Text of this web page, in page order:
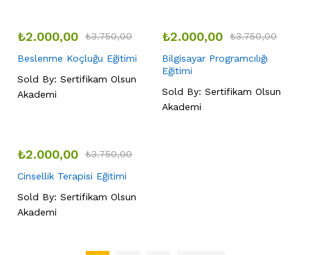
₺2.000,00 ₺3.750,00
Beslenme Koçluğu Eğitimi
Sold By: Sertifikam Olsun
Akademi
₺2.000,00 ₺3.750,00
Bilgisayar Programcılığı
Eğitimi
Sold By: Sertifikam Olsun
Akademi
₺2.000,00 ₺3.750,00
Cinsellik Terapisi Eğitimi
Sold By: Sertifikam Olsun
Akademi